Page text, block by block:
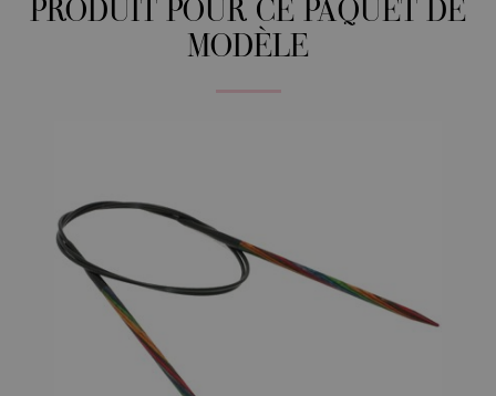
PRODUIT POUR CE PAQUET DE
MODÈLE